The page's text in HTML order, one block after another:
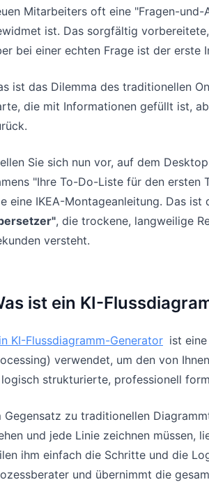
Mitarbeiters oft eine "Fragen-
ist. Das sorgfältig
bei einer echten Frage ist der erste
ist das Dilemma des traditionellen
die mit Informationen gefüllt ist,
Sie sich nun vor, auf dem
"Ihre To-Do-Liste für den ersten
eine IKEA-Montageanleitung. Das ist
, die trockene, langweilige
versteht.
ist ein KI-
KI-Flussdiagramm-Generator ist
verwendet, um den von
strukturierte, professionell
Gegensatz zu traditionellen
und jede Linie zeichnen müssen,
ihm einfach die Schritte und die
und übernimmt die